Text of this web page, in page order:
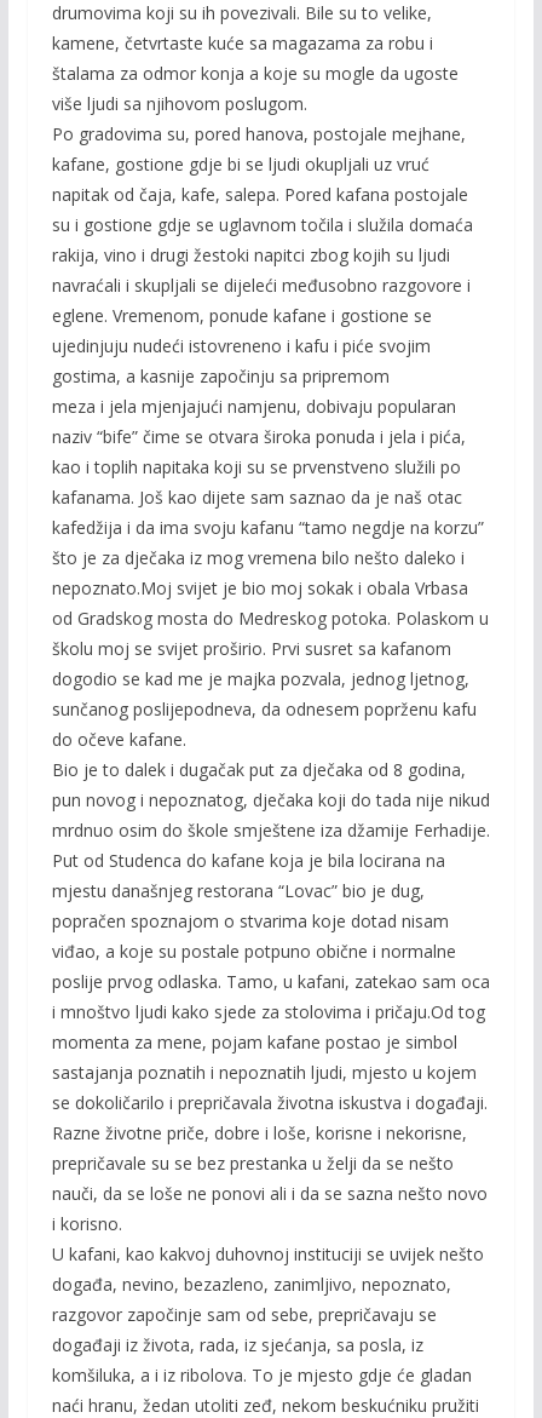
drumovima koji su ih povezivali. Bile su to velike,
kamene, četvrtaste kuće sa magazama za robu i
štalama za odmor konja a koje su mogle da ugoste
više ljudi sa njihovom poslugom.
Po gradovima su, pored hanova, postojale mejhane,
kafane, gostione gdje bi se ljudi okupljali uz vruć
napitak od čaja, kafe, salepa. Pored kafana postojale
su i gostione gdje se uglavnom točila i služila domaća
rakija, vino i drugi žestoki napitci zbog kojih su ljudi
navraćali i skupljali se dijeleći međusobno razgovore i
eglene. Vremenom, ponude kafane i gostione se
ujedinjuju nudeći istovreneno i kafu i piće svojim
gostima, a kasnije započinju sa pripremom
meza i jela mjenjajući namjenu, dobivaju popularan
naziv “bife” čime se otvara široka ponuda i jela i pića,
kao i toplih napitaka koji su se prvenstveno služili po
kafanama. Još kao dijete sam saznao da je naš otac
kafedžija i da ima svoju kafanu “tamo negdje na korzu”
što je za dječaka iz mog vremena bilo nešto daleko i
nepoznato.Moj svijet je bio moj sokak i obala Vrbasa
od Gradskog mosta do Medreskog potoka. Polaskom u
školu moj se svijet proširio. Prvi susret sa kafanom
dogodio se kad me je majka pozvala, jednog ljetnog,
sunčanog poslijepodneva, da odnesem poprženu kafu
do očeve kafane.
Bio je to dalek i dugačak put za dječaka od 8 godina,
pun novog i nepoznatog, dječaka koji do tada nije nikud
mrdnuo osim do škole smještene iza džamije Ferhadije.
Put od Studenca do kafane koja je bila locirana na
mjestu današnjeg restorana “Lovac” bio je dug,
popračen spoznajom o stvarima koje dotad nisam
viđao, a koje su postale potpuno obične i normalne
poslije prvog odlaska. Tamo, u kafani, zatekao sam oca
i mnoštvo ljudi kako sjede za stolovima i pričaju.Od tog
momenta za mene, pojam kafane postao je simbol
sastajanja poznatih i nepoznatih ljudi, mjesto u kojem
se dokoličarilo i prepričavala životna iskustva i događaji.
Razne životne priče, dobre i loše, korisne i nekorisne,
prepričavale su se bez prestanka u želji da se nešto
nauči, da se loše ne ponovi ali i da se sazna nešto novo
i korisno.
U kafani, kao kakvoj duhovnoj instituciji se uvijek nešto
događa, nevino, bezazleno, zanimljivo, nepoznato,
razgovor započinje sam od sebe, prepričavaju se
događaji iz života, rada, iz sjećanja, sa posla, iz
komšiluka, a i iz ribolova. To je mjesto gdje će gladan
naći hranu, žedan utoliti zeđ, nekom beskućniku pružiti